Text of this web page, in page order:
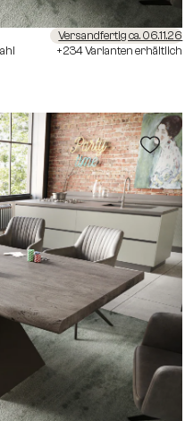
Versandfertig ca. 06.11.26
+234 Varianten erhältlich